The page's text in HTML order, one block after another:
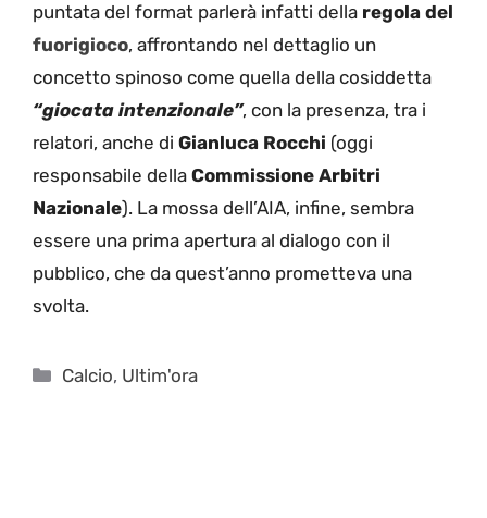
puntata del format parlerà infatti della regola del
fuorigioco, affrontando nel dettaglio un
concetto spinoso come quella della cosiddetta
“giocata intenzionale”, con la presenza, tra i
relatori, anche di Gianluca Rocchi (oggi
responsabile della Commissione Arbitri
Nazionale). La mossa dell’AIA, infine, sembra
essere una prima apertura al dialogo con il
pubblico, che da quest’anno prometteva una
svolta.
Categorie
Calcio, Ultim'ora